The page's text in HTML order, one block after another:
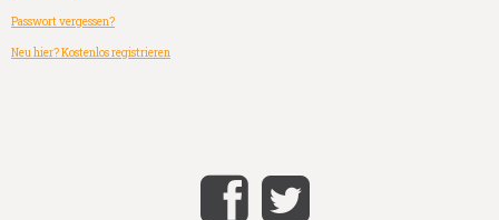
Passwort vergessen?
Neu hier? Kostenlos registrieren